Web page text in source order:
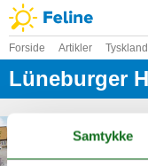
Forside Artikler Tyskland
Lüneburger
Oplevelser
Samtykke